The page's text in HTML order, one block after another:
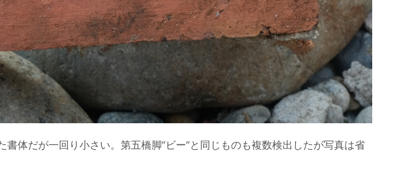
書体だが一回り小さい。第五橋脚”ビー”と同じものも複数検出したが写真は省